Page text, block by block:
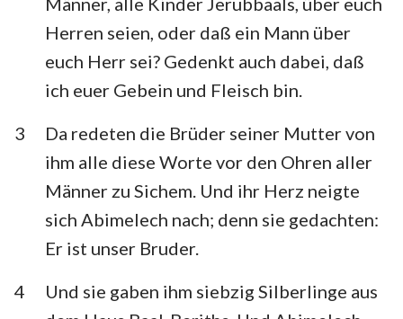
Obadja Jona
Micha Nahum
Habakuk Zephanja
Maleachi
Herren seien, oder daß ein Mann über
euch Herr sei? Gedenkt auch dabei, daß
ich euer Gebein und Fleisch bin.
3
Da redeten die Brüder seiner Mutter von
ihm alle diese Worte vor den Ohren aller
Männer zu Sichem. Und ihr Herz neigte
sich Abimelech nach; denn sie gedachten:
Er ist unser Bruder.
4
Und sie gaben ihm siebzig Silberlinge aus